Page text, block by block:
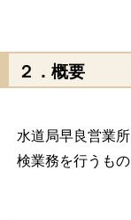
２．概要
水道局早良営業
検業務を行うもの